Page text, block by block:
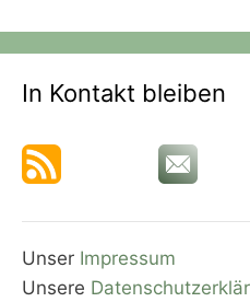
In Kontakt bleiben
Unser Impressum
Unsere